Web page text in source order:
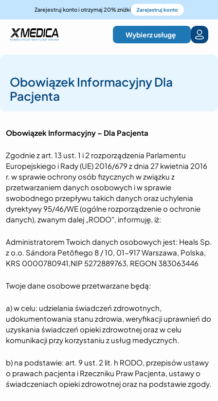
Zarejestruj konto i otrzymaj 20% zniżki Zarejestruj konto
Wybierz usługę
Obowiązek Informacyjny Dla
Pacjenta
Obowiązek Informacyjny – Dla Pacjenta
Zgodnie z art. 13 ust. 1 i 2 rozporządzenia Parlamentu
Europejskiego i Rady (UE) 2016/679 z dnia 27 kwietnia 2016
r. w sprawie ochrony osób fizycznych w związku z
przetwarzaniem danych osobowych i w sprawie
swobodnego przepływu takich danych oraz uchylenia
dyrektywy 95/46/WE (ogólne rozporządzenie o ochronie
danych), zwanym dalej „RODO”, informuję, iż:
Administratorem Twoich danych osobowych jest: Heals Sp.
z o.o. Sándora Petöfiego 8 / 10, 01-917 Warszawa, Polska,
KRS 0000780941,NIP 5272889763, REGON 383063446
Twoje dane osobowe przetwarzane będą:
a) w celu: udzielania świadczeń zdrowotnych,
udokumentowania stanu zdrowia, weryfikacji uprawnień do
uzyskania świadczeń opieki zdrowotnej oraz w celu
komunikacji przy korzystaniu z usług medycznych.
b) na podstawie: art. 9 ust. 2 lit. h RODO, przepisów ustawy
o prawach pacjenta i Rzeczniku Praw Pacjenta, ustawy o
świadczeniach opieki zdrowotnej oraz na podstawie zgody.